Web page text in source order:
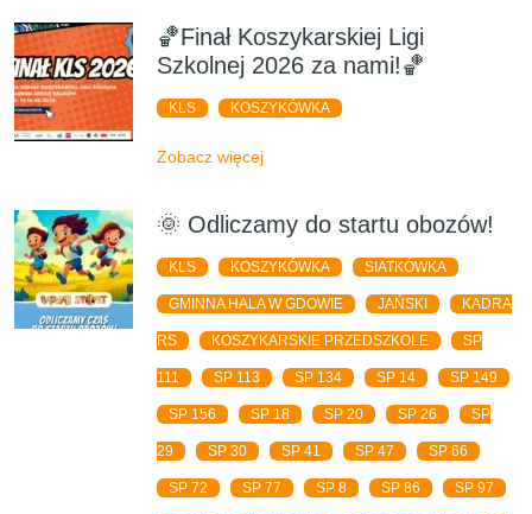
🏀Finał Koszykarskiej Ligi
Szkolnej 2026 za nami!🏀
KLS KOSZYKÓWKA
Zobacz więcej
🌞 Odliczamy do startu obozów!
KLS KOSZYKÓWKA SIATKÓWKA
GMINNA HALA W GDOWIE JAŃSKI KADRA
RS KOSZYKARSKIE PRZEDSZKOLE SP
111 SP 113 SP 134 SP 14 SP 149
SP 156 SP 18 SP 20 SP 26 SP
29 SP 30 SP 41 SP 47 SP 66
SP 72 SP 77 SP 8 SP 86 SP 97